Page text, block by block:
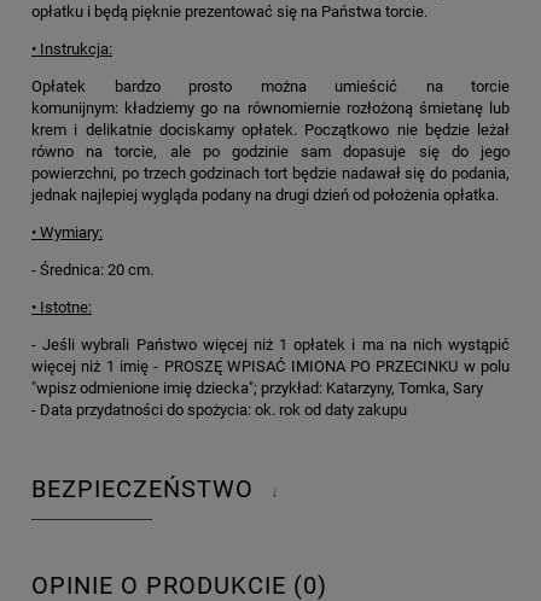
opłatku i będą pięknie prezentować się na Państwa torcie.
• Instrukcja:
Opłatek bardzo prosto można umieścić na torcie
komunijnym: kładziemy go na równomiernie rozłożoną śmietanę lub
krem i delikatnie dociskamy opłatek. Początkowo nie będzie leżał
równo na torcie, ale po godzinie sam dopasuje się do jego
powierzchni, po trzech godzinach tort będzie nadawał się do podania,
jednak najlepiej wygląda podany na drugi dzień od położenia opłatka.
• Wymiary:
- Średnica: 20 cm.
• Istotne:
- Jeśli wybrali Państwo więcej niż 1 opłatek i ma na nich wystąpić
więcej niż 1 imię - PROSZĘ WPISAĆ IMIONA PO PRZECINKU w polu
"wpisz odmienione imię dziecka"; przykład: Katarzyny, Tomka, Sary
- Data przydatności do spożycia: ok. rok od daty zakupu
BEZPIECZEŃSTWO ↓
OPINIE O PRODUKCIE (0)